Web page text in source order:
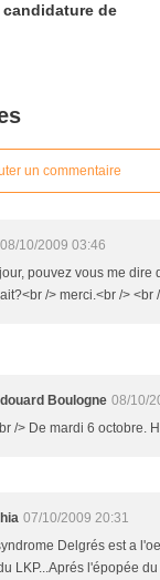
de
un commentaire
08/10/2009 03:46
pouvez vous me dire
/> merci.<br /> <br
Boulogne 08/10/
/> De mardi 6 octobre.
07/10/2009 20:31
Delgrés est a
LKP...Aprés l'épopée